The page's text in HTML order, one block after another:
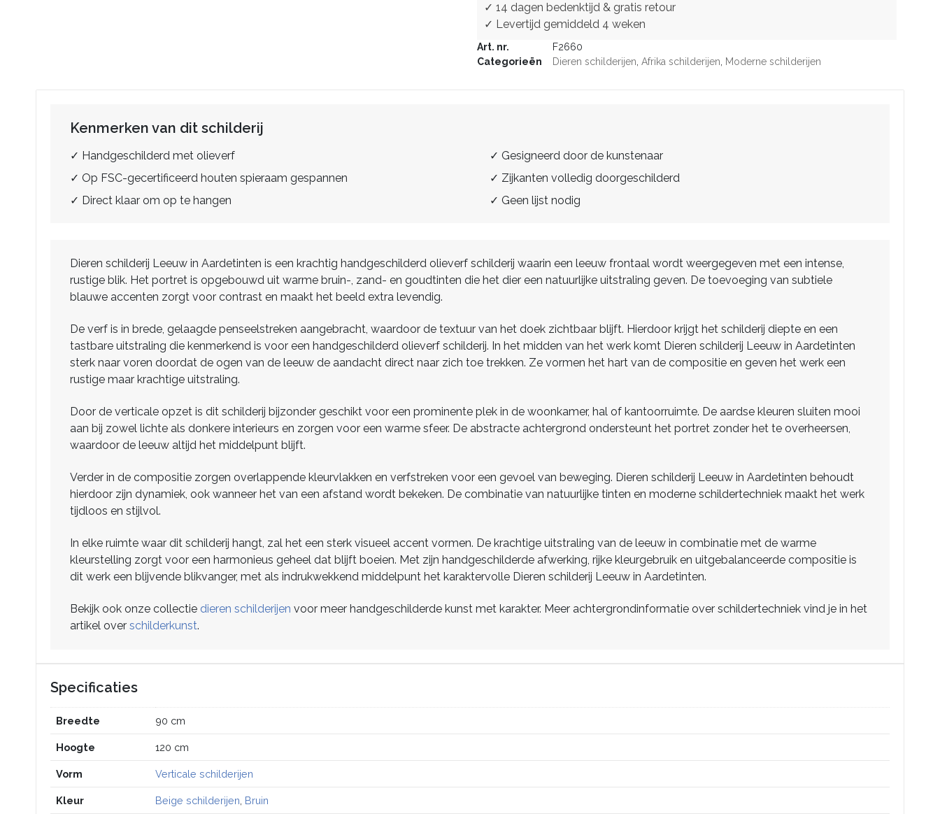
✓ 14 dagen bedenktijd & gratis retour
✓ Levertijd gemiddeld 4 weken
Art. nr.
F2660
Categorieën
Dieren schilderijen Afrika schilderijen Moderne schilderijen
Kenmerken van dit schilderij
✓ Handgeschilderd met olieverf
✓ Gesigneerd door de kunstenaar
✓ Op FSC-gecertificeerd houten spieraam gespannen
✓ Zijkanten volledig doorgeschilderd
✓ Direct klaar om op te hangen
✓ Geen lijst nodig
Dieren schilderij Leeuw in Aardetinten is een krachtig handgeschilderd olieverf schilderij waarin een leeuw frontaal wordt weergegeven met een intense,
rustige blik. Het portret is opgebouwd uit warme bruin-, zand- en goudtinten die het dier een natuurlijke uitstraling geven. De toevoeging van subtiele
blauwe accenten zorgt voor contrast en maakt het beeld extra levendig.
De verf is in brede, gelaagde penseelstreken aangebracht, waardoor de textuur van het doek zichtbaar blijft. Hierdoor krijgt het schilderij diepte en een
tastbare uitstraling die kenmerkend is voor een handgeschilderd olieverf schilderij. In het midden van het werk komt Dieren schilderij Leeuw in Aardetinten
sterk naar voren doordat de ogen van de leeuw de aandacht direct naar zich toe trekken. Ze vormen het hart van de compositie en geven het werk een
rustige maar krachtige uitstraling.
Door de verticale opzet is dit schilderij bijzonder geschikt voor een prominente plek in de woonkamer, hal of kantoorruimte. De aardse kleuren sluiten mooi
aan bij zowel lichte als donkere interieurs en zorgen voor een warme sfeer. De abstracte achtergrond ondersteunt het portret zonder het te overheersen,
waardoor de leeuw altijd het middelpunt blijft.
Verder in de compositie zorgen overlappende kleurvlakken en verfstreken voor een gevoel van beweging. Dieren schilderij Leeuw in Aardetinten behoudt
hierdoor zijn dynamiek, ook wanneer het van een afstand wordt bekeken. De combinatie van natuurlijke tinten en moderne schildertechniek maakt het werk
tijdloos en stijlvol.
In elke ruimte waar dit schilderij hangt, zal het een sterk visueel accent vormen. De krachtige uitstraling van de leeuw in combinatie met de warme
kleurstelling zorgt voor een harmonieus geheel dat blijft boeien. Met zijn handgeschilderde afwerking, rijke kleurgebruik en uitgebalanceerde compositie is
dit werk een blijvende blikvanger, met als indrukwekkend middelpunt het karaktervolle Dieren schilderij Leeuw in Aardetinten.
Bekijk ook onze collectie dieren schilderijen voor meer handgeschilderde kunst met karakter. Meer achtergrondinformatie over schildertechniek vind je in het
artikel over schilderkunst.
Specificaties
Breedte 90 cm
Hoogte 120 cm
Vorm Verticale schilderijen
Kleur Beige schilderijen Bruin